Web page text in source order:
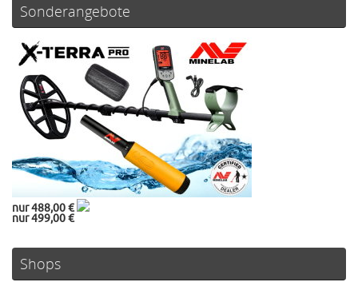
Sonderangebote
nur 488,00 €
nur 499,00 €
Shops